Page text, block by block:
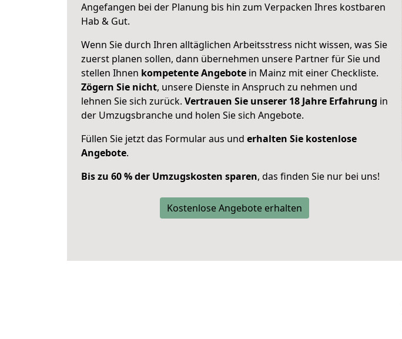
Angefangen bei der Planung bis hin zum Verpacken Ihres kostbaren
Hab & Gut.
Wenn Sie durch Ihren alltäglichen Arbeitsstress nicht wissen, was Sie
zuerst planen sollen, dann übernehmen unsere Partner für Sie und
stellen Ihnen kompetente Angebote in Mainz mit einer Checkliste.
Zögern Sie nicht, unsere Dienste in Anspruch zu nehmen und
lehnen Sie sich zurück. Vertrauen Sie unserer 18 Jahre Erfahrung in
der Umzugsbranche und holen Sie sich Angebote.
Füllen Sie jetzt das Formular aus und erhalten Sie kostenlose
Angebote.
Bis zu 60 % der Umzugskosten sparen, das finden Sie nur bei uns!
Kostenlose Angebote erhalten